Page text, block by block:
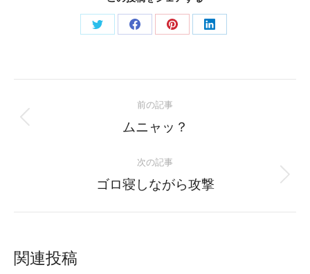
Share
Share
Share
Share
navigation
前の記事
Previous
ムニャッ？
次の記事
Next
ゴロ寝しながら攻撃
関連投稿